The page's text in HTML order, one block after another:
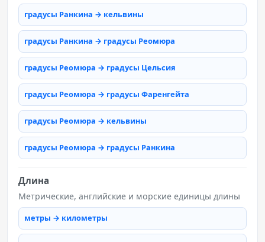
градусы Ранкина → кельвины
градусы Ранкина → градусы Реомюра
градусы Реомюра → градусы Цельсия
градусы Реомюра → градусы Фаренгейта
градусы Реомюра → кельвины
градусы Реомюра → градусы Ранкина
Длина
Метрические, английские и морские единицы длины
метры → километры